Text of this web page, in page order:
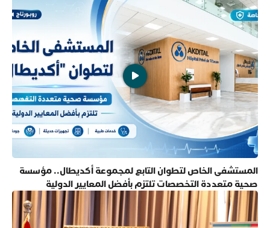
المستشفى الخاص لتطوان التابع لمجموعة أكديطال.. مؤسسة
صحية متعددة التخصصات تلتزم بأفضل المعايير الدولية